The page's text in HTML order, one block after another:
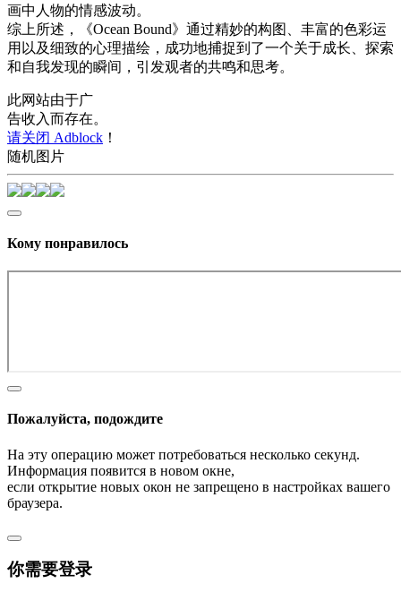
画中人物的情感波动。
综上所述，《Ocean Bound》通过精妙的构图、丰富的色彩运
用以及细致的心理描绘，成功地捕捉到了一个关于成长、探索
和自我发现的瞬间，引发观者的共鸣和思考。
此网站由于广
告收入而存在。
请关闭 Adblock ！
随机图片
Кому понравилось
Пожалуйста, подождите
На эту операцию может потребоваться несколько секунд.
Информация появится в новом окне,
если открытие новых окон не запрещено в настройках вашего
браузера.
你需要登录